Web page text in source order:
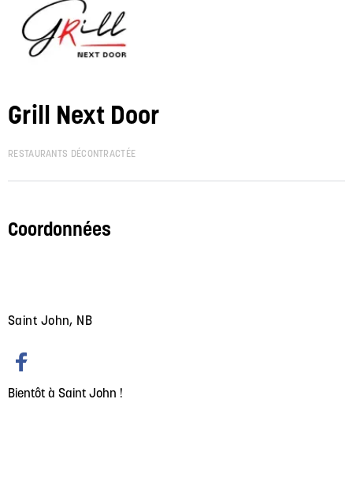
Grill Next Door
RESTAURANTS DÉCONTRACTÉE
Bientôt à Saint John !
Coordonnées
Saint John, NB